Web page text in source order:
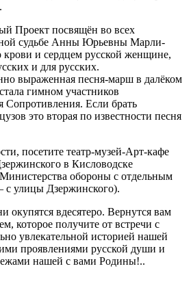
Проект посвящён во всех
судьбе Анны Юрьевны Марли-
и сердцем русской женщине,
и для русских.
выраженная песня-марш в далёком
гимном участников
Сопротивления. Если брать
это вторая по известности песня
посетите театр-музей-Арт-кафе
в Кисловодске
обороны с отдельным
с улицы Дзержинского).
окупятся вдесятеро. Вернутся вам
которое получите от встречи с
увлекательной историей нашей
проявлениями русской души и
нашей с вами Родины!..